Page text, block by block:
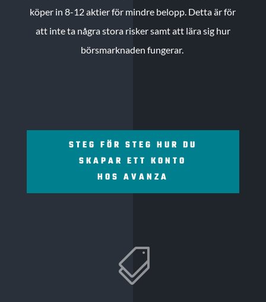
köper in 8-12 aktier för mindre belopp. Detta är för
att inte ta några stora risker samt att lära sig hur
börsmarknaden fungerar.
STEG FÖR STEG HUR DU
SKAPAR ETT KONTO
HOS AVANZA
